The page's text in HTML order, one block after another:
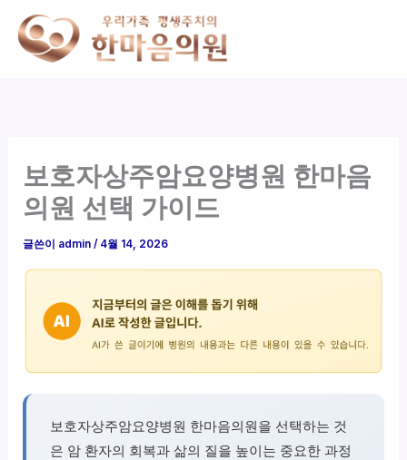
보호자상주암요양병원 한마음
의원 선택 가이드
글쓴이 admin/ 4월 14, 2026
보호자상주암요양병원 한마음의원을 선택하는 것
은 암 환자의 회복과 삶의 질을 높이는 중요한 과정